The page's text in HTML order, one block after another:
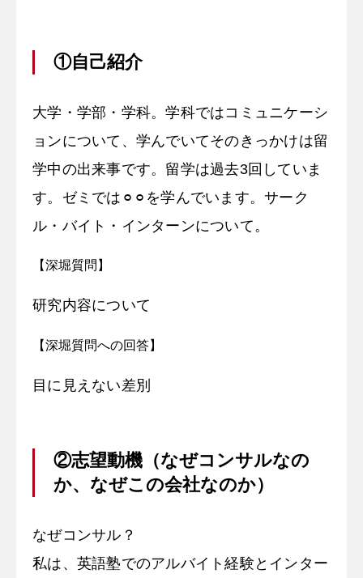
①自己紹介
大学・学部・学科。学科ではコミュニケーシ
ョンについて、学んでいてそのきっかけは留
学中の出来事です。留学は過去3回していま
す。ゼミでは⚪︎⚪︎を学んでいます。サーク
ル・バイト・インターンについて。
【深堀質問】
研究内容について
【深堀質問への回答】
目に見えない差別
②志望動機（なぜコンサルなの
か、なぜこの会社なのか）
なぜコンサル？
私は、英語塾でのアルバイト経験とインター